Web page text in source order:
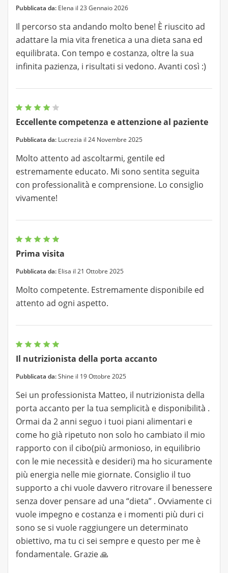
Pubblicata da: Elena il 23 Gennaio 2026
Il percorso sta andando molto bene! È riuscito ad
adattare la mia vita frenetica a una dieta sana ed
equilibrata. Con tempo e costanza, oltre la sua
infinita pazienza, i risultati si vedono. Avanti così :)
Eccellente competenza e attenzione al paziente
Pubblicata da: Lucrezia il 24 Novembre 2025
Molto attento ad ascoltarmi, gentile ed
estremamente educato. Mi sono sentita seguita
con professionalità e comprensione. Lo consiglio
vivamente!
Prima visita
Pubblicata da: Elisa il 21 Ottobre 2025
Molto competente. Estremamente disponibile ed
attento ad ogni aspetto.
Il nutrizionista della porta accanto
Pubblicata da:Shine il 19 Ottobre 2025
Sei un professionista Matteo, il nutrizionista della
porta accanto per la tua semplicità e disponibilità .
Ormai da 2 anni seguo i tuoi piani alimentari e
come ho già ripetuto non solo ho cambiato il mio
rapporto con il cibo(più armonioso, in equilibrio
con le mie necessità e desideri) ma ho sicuramente
più energia nelle mie giornate. Consiglio il tuo
supporto a chi vuole davvero ritrovare il benessere
senza dover pensare ad una “dieta” . Ovviamente ci
vuole impegno e costanza e i momenti più duri ci
sono se si vuole raggiungere un determinato
obiettivo, ma tu ci sei sempre e questo per me è
fondamentale. Grazie 🙏